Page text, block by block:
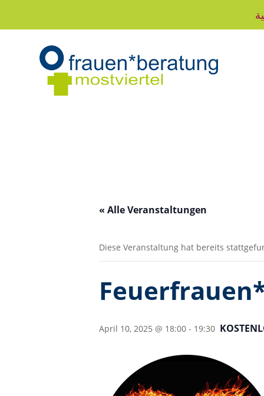
« Alle Veranstaltungen
Diese Veranstaltung hat bereits
April 10, 2025 @ 18:00 - 19:30